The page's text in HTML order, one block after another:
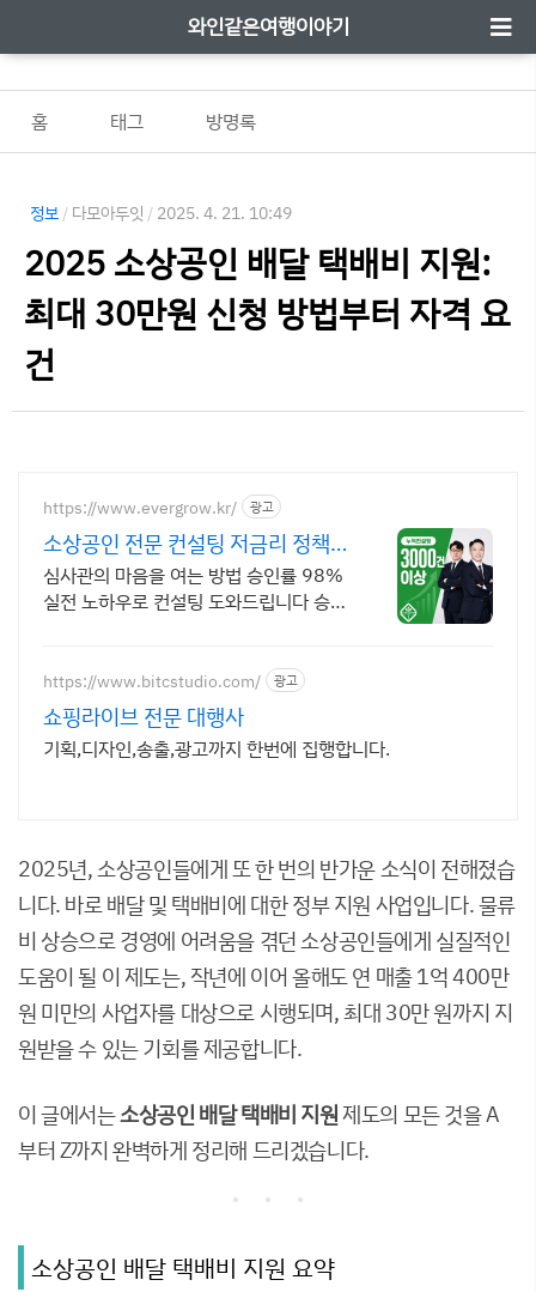
와인같은여행이야기
홈 태그 방명록
정보 / 다모아두잇 / 2025. 4. 21. 10:49
2025 소상공인 배달 택배비 지원:
최대 30만원 신청 방법부터 자격 요
건
https://www.evergrow.kr/ 광고
소상공인 전문 컨설팅 저금리 정책자
금 지금 신청
심사관의 마음을 여는 방법 승인률 98%
실전 노하우로 컨설팅 도와드립니다 승인
https://www.bitcstudio.com/ 광고
쇼핑라이브 전문 대행사
기획,디자인,송출,광고까지 한번에 집행합니다.
2025년, 소상공인들에게 또 한 번의 반가운 소식이 전해졌습
니다. 바로 배달 및 택배비에 대한 정부 지원 사업입니다. 물류
비 상승으로 경영에 어려움을 겪던 소상공인들에게 실질적인
도움이 될 이 제도는, 작년에 이어 올해도 연 매출 1억 400만
원 미만의 사업자를 대상으로 시행되며, 최대 30만 원까지 지
원받을 수 있는 기회를 제공합니다.
이 글에서는소상공인 배달 택배비 지원 제도의 모든 것을 A
부터 Z까지 완벽하게 정리해 드리겠습니다.
소상공인 배달 택배비 지원 요약